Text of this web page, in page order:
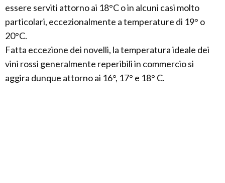
essere serviti attorno ai 18°C o in alcuni casi molto
particolari, eccezionalmente a temperature di 19° o
20°C.
Fatta eccezione dei novelli, la temperatura ideale dei
vini rossi generalmente reperibili in commercio si
aggira dunque attorno ai 16°, 17° e 18° C.